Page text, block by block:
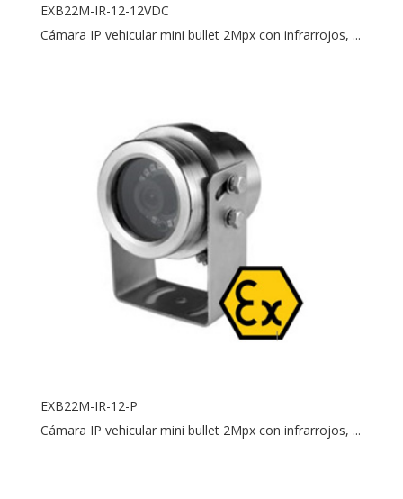
EXB22M-IR-12-12VDC
Cámara IP vehicular mini bullet 2Mpx con infrarrojos, ...
EXB22M-IR-12-P
Cámara IP vehicular mini bullet 2Mpx con infrarrojos, ...